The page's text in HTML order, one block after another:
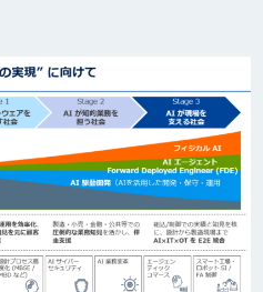
1day ブートキャンプ
析エージェント
⽬利き」コンサルティングサ